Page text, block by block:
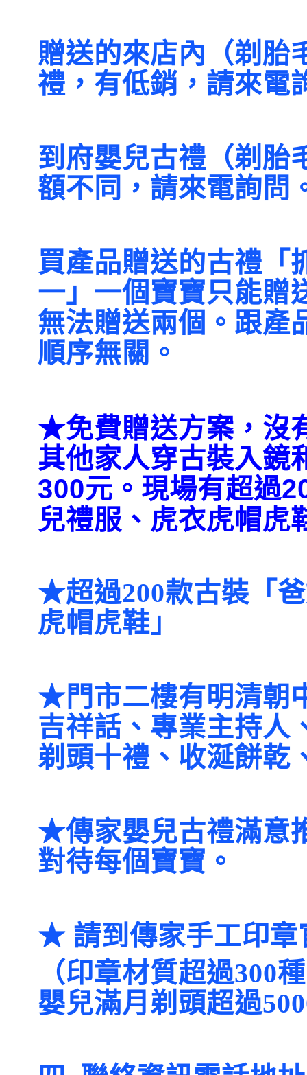
贈送的來店內（剃胎
禮，有低銷，請來電
到府嬰兒古禮（剃胎
額不同，請來電詢問
買產品贈送的古禮「
一」一個寶寶只能贈
無法贈送兩個。跟產
順序無關。
★免費贈送方案，沒
其他家人穿古裝入鏡
300元。現場有超過
兒禮服、虎衣虎帽虎
★超過200款古裝「
虎帽虎鞋」
★門市二樓有明清朝
吉祥話、專業主持人
剃頭十禮、收涎餅乾
★傳家嬰兒古禮滿意
對待每個寶寶。
★ 請到傳家手工印章
（印章材質超過300
嬰兒滿月剃頭超過